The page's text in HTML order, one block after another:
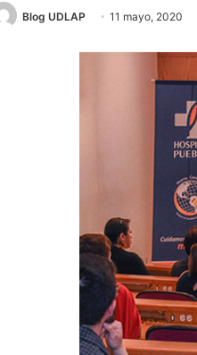
Blog UDLAP 11 mayo, 2020